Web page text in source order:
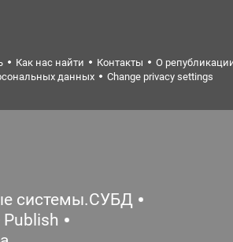
Как нас найти Контакты
О
данных Change privacy settings
системы.СУБД
Publish